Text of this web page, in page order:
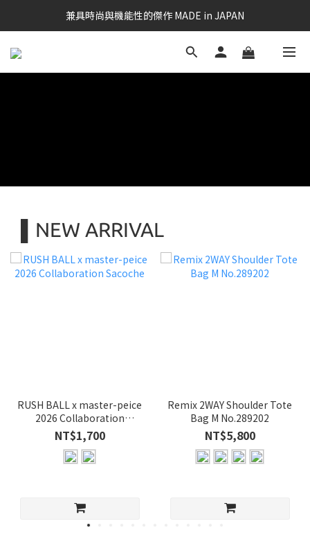
兼具時尚與機能性的傑作 MADE in JAPAN
▌NEW ARRIVAL
RUSH BALL x master-peice
2026 Collaboration
Sacoche
NT$1,700
Remix 2WAY Shoulder Tote
Bag M No.289202
NT$5,800